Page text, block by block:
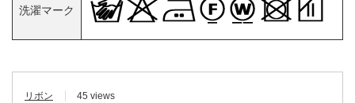
洗濯マーク
リボン 45 views